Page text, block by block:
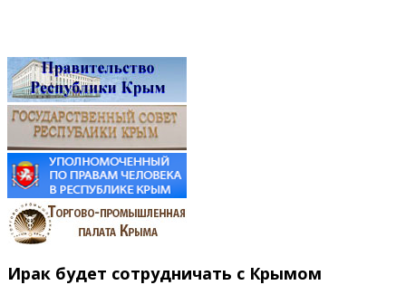
Ирак будет сотрудничать с Крымом